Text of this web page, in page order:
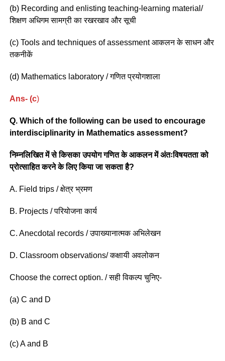
(b) Recording and enlisting teaching-learning material/
शिक्षण अधिगम सामग्री का रखरखाव और सूची
(c) Tools and techniques of assessment आकलन के साधन और
तकनीकें
(d) Mathematics laboratory / गणित प्रयोगशाला
Ans- (c)
Q. Which of the following can be used to encourage
interdisciplinarity in Mathematics assessment?
निम्नलिखित में से किसका उपयोग गणित के आकलन में अंतःविषयतता को
प्रोत्साहित करने के लिए किया जा सकता है?
A. Field trips / क्षेत्र भ्रमण
B. Projects / परियोजना कार्य
C. Anecdotal records / उपाख्यानात्मक अभिलेखन
D. Classroom observations/ कक्षायी अवलोकन
Choose the correct option. / सही विकल्प चुनिए-
(a) C and D
(b) B and C
(c) A and B